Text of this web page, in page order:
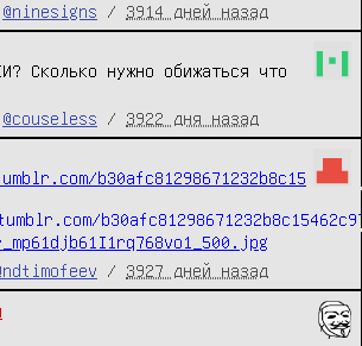
@ninesigns / 3914 дней назад
Сколько нужно обижаться что
@couseless / 3922 дня назад
b30afc81298671232b8c15
/ 3927 дней назад